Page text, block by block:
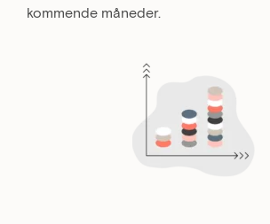
kommende måneder.